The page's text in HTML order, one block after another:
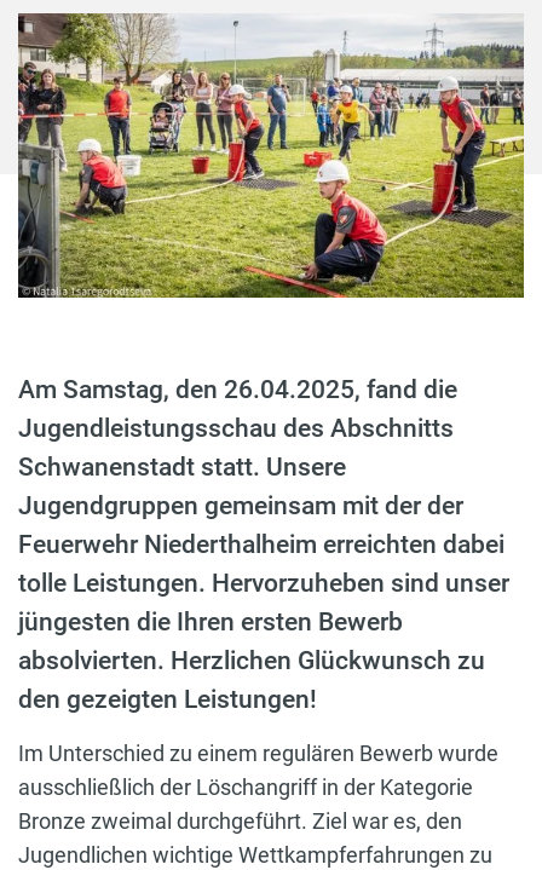
Am Samstag, den 26.04.2025, fand die
Jugendleistungsschau des Abschnitts
Schwanenstadt statt. Unsere
Jugendgruppen gemeinsam mit der der
Feuerwehr Niederthalheim erreichten dabei
tolle Leistungen. Hervorzuheben sind unser
jüngesten die Ihren ersten Bewerb
absolvierten. Herzlichen Glückwunsch zu
den gezeigten Leistungen!
Im Unterschied zu einem regulären Bewerb wurde
ausschließlich der Löschangriff in der Kategorie
Bronze zweimal durchgeführt. Ziel war es, den
Jugendlichen wichtige Wettkampferfahrungen zu